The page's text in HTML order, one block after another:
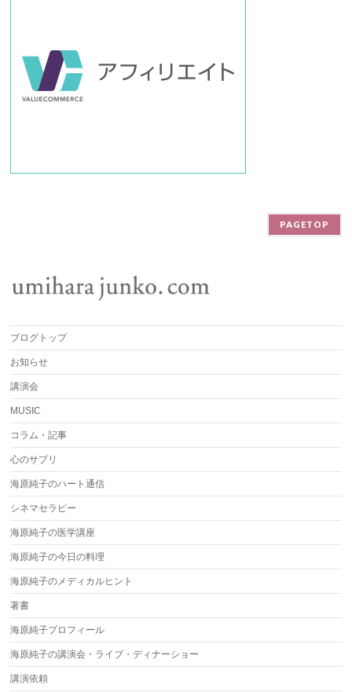
PAGETOP
ブログトップ
お知らせ
講演会
MUSIC
コラム・記事
心のサプリ
海原純子のハート通信
シネマセラピー
海原純子の医学講座
海原純子の今日の料理
海原純子のメディカルヒント
著書
海原純子プロフィール
海原純子の講演会・ライブ・ディナーショー
講演依頼